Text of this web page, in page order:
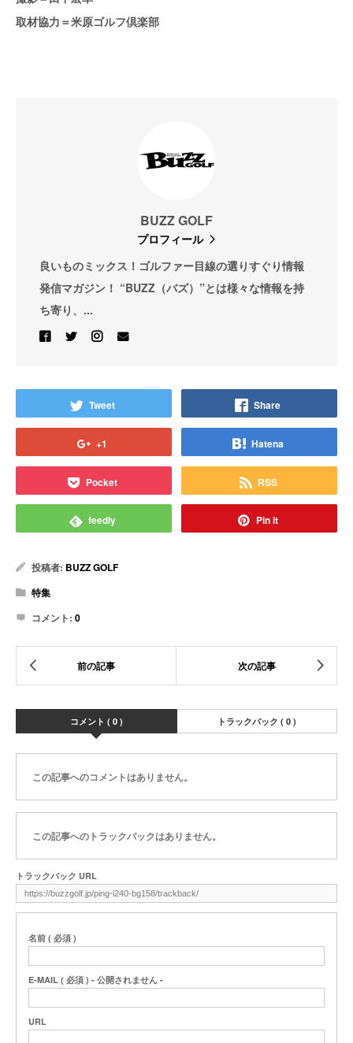
取材協力＝米原ゴルフ倶楽部
BUZZ GOLF
プロフィール
良いものミックス！ゴルファー目線の選りすぐり情報
発信マガジン！ “BUZZ（バズ）”とは様々な情報を持
ち寄り、...
Tweet Share
+1 Hatena
Pocket RSS
feedly Pin it
投稿者: BUZZ GOLF
特集
コメント: 0
コメント ( 0 ) トラックバック ( 0 )
この記事へのコメントはありません。
この記事へのトラックバックはありません。
トラックバック URL
名前 ( 必須 )
E-MAIL ( 必須 ) - 公開されません -
URL